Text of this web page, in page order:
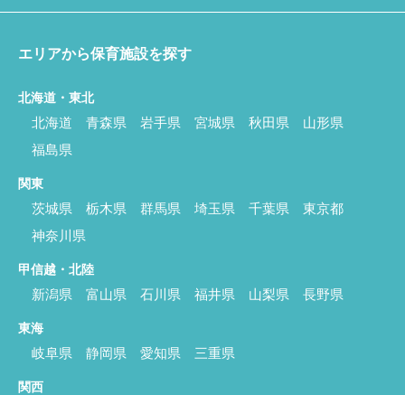
エリアから保育施設を探す
北海道・東北
北海道 青森県 岩手県 宮城県 秋田県
山形県
福島県
関東
茨城県 栃木県 群馬県 埼玉県 千葉県
東京都
神奈川県
甲信越・北陸
新潟県 富山県 石川県 福井県 山梨県 長野県
東海
岐阜県 静岡県 愛知県 三重県
関西